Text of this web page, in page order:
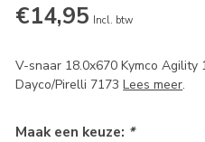
€14,95 Incl. btw
V-snaar 18.0x670 Kymco Agility
Dayco/Pirelli 7173Lees meer.
Maak een keuze: *